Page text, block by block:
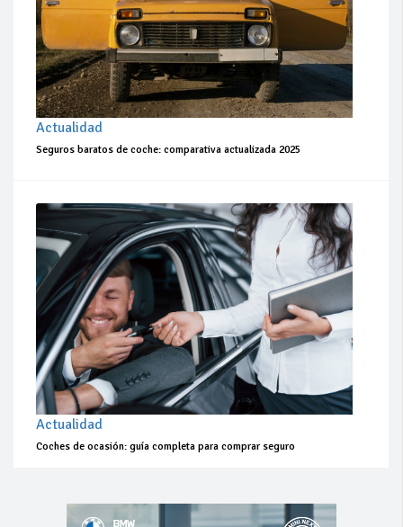
Actualidad
Seguros baratos de coche: comparativa actualizada 2025
Actualidad
Coches de ocasión: guía completa para comprar seguro